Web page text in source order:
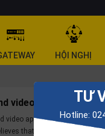
HỘI NGHỊ
video solutions for
video appliance is designed
that every person and
TƯ
Hotline: